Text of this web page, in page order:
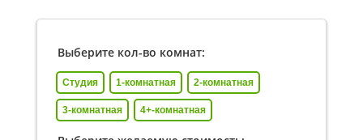
Выберите кол-во комнат:
Студия 1-комнатная 2-комнатная
3-комнатная 4+-комнатная